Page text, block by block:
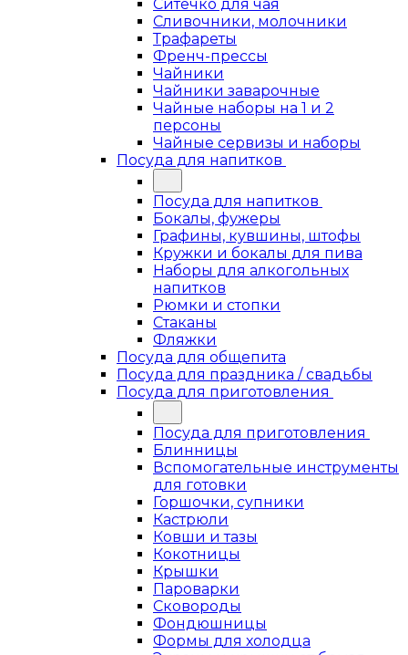
Ситечко для чая
Сливочники, молочники
Трафареты
Френч-прессы
Чайники
Чайники заварочные
Чайные наборы на 1 и 2
персоны
Чайные сервизы и наборы
Посуда для напитков
Посуда для напитков
Бокалы, фужеры
Графины, кувшины, штофы
Кружки и бокалы для пива
Наборы для алкогольных
напитков
Рюмки и стопки
Стаканы
Фляжки
Посуда для общепита
Посуда для праздника / свадьбы
Посуда для приготовления
Посуда для приготовления
Блинницы
Вспомогательные инструменты
для готовки
Горшочки, супники
Кастрюли
Ковши и тазы
Кокотницы
Крышки
Пароварки
Сковороды
Фондюшницы
Формы для холодца